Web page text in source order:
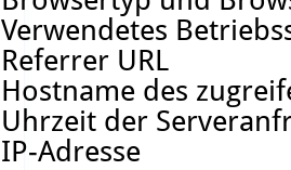
Verwendetes
Referrer URL
Hostname des
Uhrzeit der
IP-Adresse